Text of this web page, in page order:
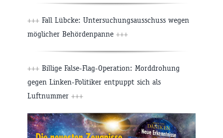
+++ Fall Lübcke: Untersuchungsausschuss wegen
möglicher Behördenpanne +++
+++ Billige False-Flag-Operation: Morddrohung
gegen Linken-Politiker entpuppt sich als
Luftnummer +++